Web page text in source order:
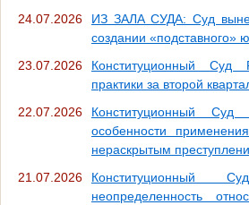
24.07.2026
ИЗ ЗАЛА СУДА: Суд
создании «подставного»
23.07.2026
Конституционный
практики за второй
22.07.2026
Конституционный Суд
особенности
нераскрытым
21.07.2026
Конституционный
неопределенность